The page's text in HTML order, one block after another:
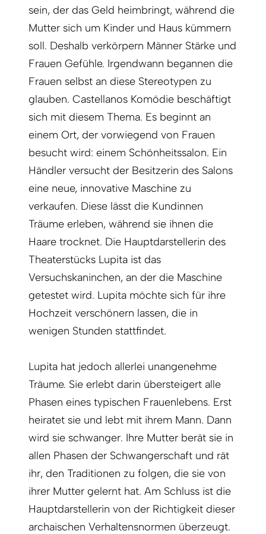
sein, der das Geld heimbringt, während die
Mutter sich um Kinder und Haus kümmern
soll. Deshalb verkörpern Männer Stärke und
Frauen Gefühle. Irgendwann begannen die
Frauen selbst an diese Stereotypen zu
glauben. Castellanos Komödie beschäftigt
sich mit diesem Thema. Es beginnt an
einem Ort, der vorwiegend von Frauen
besucht wird: einem Schönheitssalon. Ein
Händler versucht der Besitzerin des Salons
eine neue, innovative Maschine zu
verkaufen. Diese lässt die Kundinnen
Träume erleben, während sie ihnen die
Haare trocknet. Die Hauptdarstellerin des
Theaterstücks Lupita ist das
Versuchskaninchen, an der die Maschine
getestet wird. Lupita möchte sich für ihre
Hochzeit verschönern lassen, die in
wenigen Stunden stattfindet.
Lupita hat jedoch allerlei unangenehme
Träume. Sie erlebt darin übersteigert alle
Phasen eines typischen Frauenlebens. Erst
heiratet sie und lebt mit ihrem Mann. Dann
wird sie schwanger. Ihre Mutter berät sie in
allen Phasen der Schwangerschaft und rät
ihr, den Traditionen zu folgen, die sie von
ihrer Mutter gelernt hat. Am Schluss ist die
Hauptdarstellerin von der Richtigkeit dieser
archaischen Verhaltensnormen überzeugt.